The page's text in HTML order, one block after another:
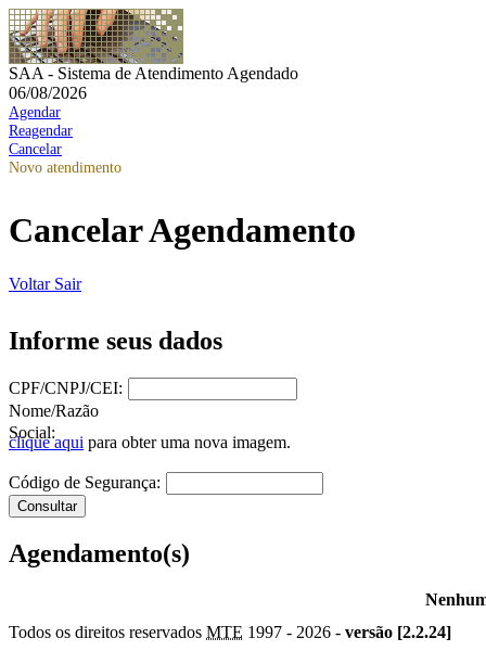
SAA - Sistema de Atendimento Agendado
06/08/2026
Agendar
Reagendar
Cancelar
Novo atendimento
Cancelar Agendamento
Voltar Sair
Informe seus dados
CPF/CNPJ/CEI:
Nome/Razão
Social:
clique aqui para obter uma nova imagem.
Código de Segurança:
Agendamento(s)
Todos os direitos reservados MTE 1997 - 2026 - versão [2.2.24]